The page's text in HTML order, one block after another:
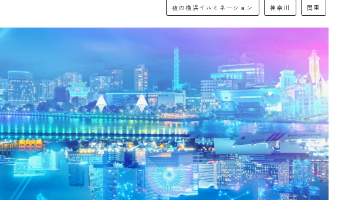
夜の横浜イルミネーション 神奈川 関東